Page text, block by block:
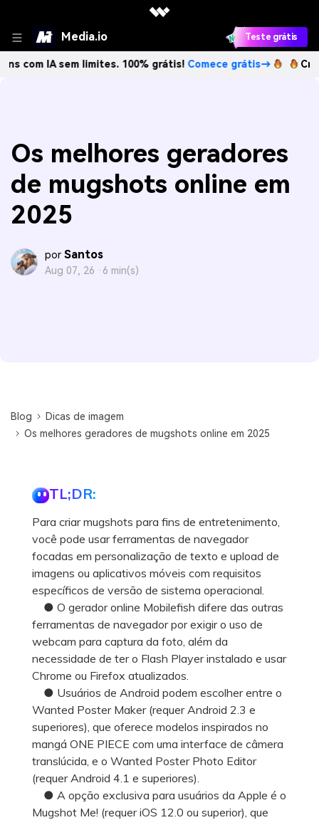
Media.io Teste grátis
IA sem limites. 100% grátis!Comece grátis→ Crie
Os melhores geradores
de mugshots online em
2025
por Santos
Aug 07, 26 · 6 min(s)
Blog
Dicas de imagem
Os melhores geradores de mugshots online em 2025
TL;DR:
Para criar mugshots para fins de entretenimento,
você pode usar ferramentas de navegador
focadas em personalização de texto e upload de
imagens ou aplicativos móveis com requisitos
específicos de versão de sistema operacional.
● O gerador online Mobilefish difere das outras
ferramentas de navegador por exigir o uso de
webcam para captura da foto, além da
necessidade de ter o Flash Player instalado e usar
Chrome ou Firefox atualizados.
● Usuários de Android podem escolher entre o
Wanted Poster Maker (requer Android 2.3 e
superiores), que oferece modelos inspirados no
mangá ONE PIECE com uma interface de câmera
translúcida, e o Wanted Poster Photo Editor
(requer Android 4.1 e superiores).
● A opção exclusiva para usuários da Apple é o
Mugshot Me! (requer iOS 12.0 ou superior), que